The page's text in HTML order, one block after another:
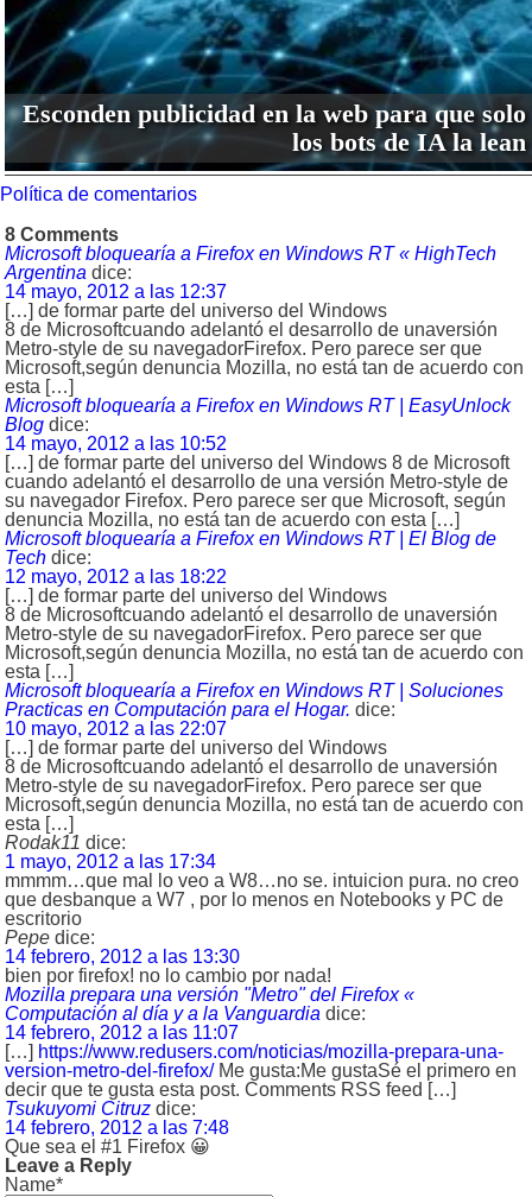
Esconden publicidad en la web para que solo
los bots de IA la lean
Política de comentarios
8 Comments
Microsoft bloquearía a Firefox en Windows RT « HighTech
Argentina dice:
14 mayo, 2012 a las 12:37
[…] de formar parte del universo del Windows
8 de Microsoftcuando adelantó el desarrollo de unaversión
Metro-style de su navegadorFirefox. Pero parece ser que
Microsoft,según denuncia Mozilla, no está tan de acuerdo con
esta […]
Microsoft bloquearía a Firefox en Windows RT | EasyUnlock
Blog dice:
14 mayo, 2012 a las 10:52
[…] de formar parte del universo del Windows 8 de Microsoft
cuando adelantó el desarrollo de una versión Metro-style de
su navegador Firefox. Pero parece ser que Microsoft, según
denuncia Mozilla, no está tan de acuerdo con esta […]
Microsoft bloquearía a Firefox en Windows RT | El Blog de
Tech dice:
12 mayo, 2012 a las 18:22
[…] de formar parte del universo del Windows
8 de Microsoftcuando adelantó el desarrollo de unaversión
Metro-style de su navegadorFirefox. Pero parece ser que
Microsoft,según denuncia Mozilla, no está tan de acuerdo con
esta […]
Microsoft bloquearía a Firefox en Windows RT | Soluciones
Practicas en Computación para el Hogar. dice:
10 mayo, 2012 a las 22:07
[…] de formar parte del universo del Windows
8 de Microsoftcuando adelantó el desarrollo de unaversión
Metro-style de su navegadorFirefox. Pero parece ser que
Microsoft,según denuncia Mozilla, no está tan de acuerdo con
esta […]
Rodak11 dice:
1 mayo, 2012 a las 17:34
mmmm…que mal lo veo a W8…no se. intuicion pura. no creo
que desbanque a W7 , por lo menos en Notebooks y PC de
escritorio
Pepe dice:
14 febrero, 2012 a las 13:30
bien por firefox! no lo cambio por nada!
Mozilla prepara una versión "Metro" del Firefox «
Computación al día y a la Vanguardia dice:
14 febrero, 2012 a las 11:07
[…]
https://www.redusers.com/noticias/mozilla-prepara-una-
version-metro-del-firefox/ Me gusta:Me gustaSé el primero en
decir que te gusta esta post. Comments RSS feed […]
Tsukuyomi Citruz dice:
14 febrero, 2012 a las 7:48
Que sea el #1 Firefox 😀
Leave a Reply
Name*